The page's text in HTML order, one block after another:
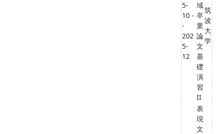
5-
10 -
-
202
5-
12
域
卒
業
論
文
基
礎
演
習
II
筑
波
大
学
表
現
文